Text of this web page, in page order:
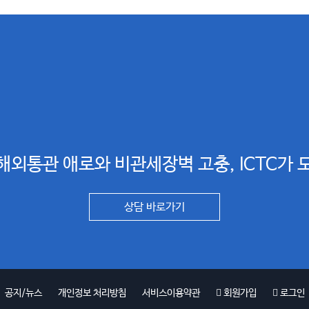
외통관 애로와 비관세장벽 고충, ICTC가
상담 바로가기
공지/뉴스 개인정보 처리방침 서비스이용약관 회원가입 로그인